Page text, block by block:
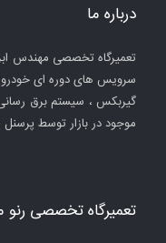
درباره ما
تعمیرگاه تخصصی مهندس
سرویس های دوره ای
گیربکس ، سیستم برق
موجود در بازار توسط
تعمیرگاه تخصصی رنو